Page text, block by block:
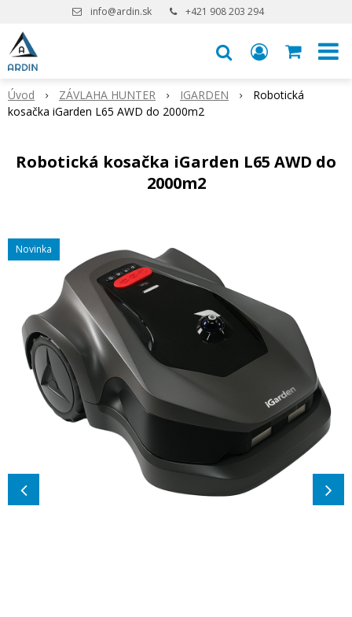
info@ardin.sk +421 908 203 294
Úvod ZÁVLAHA HUNTER IGARDEN
Robotická
kosačka iGarden L65 AWD do 2000m2
Robotická kosačka iGarden L65 AWD do
2000m2
Novinka